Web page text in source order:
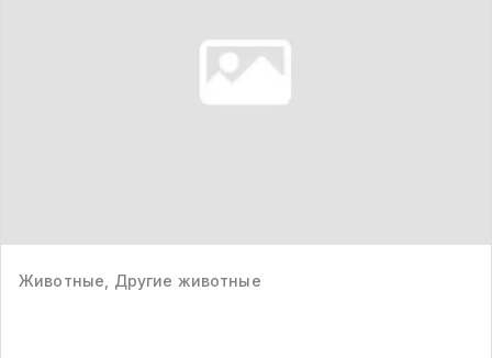
Животные, Другие животные